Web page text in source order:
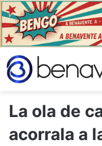
La ola de
acorrala a